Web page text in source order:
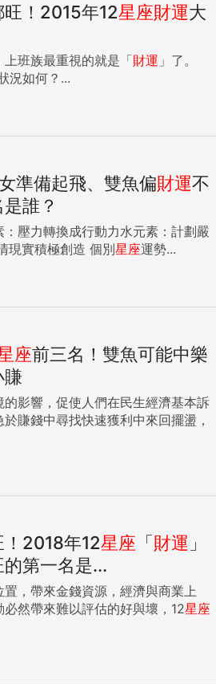
！2015年12星座財運大
班族最重視的就是「財運 」了。
況如何？...
準備起飛、雙魚偏財運不
誰？
：壓力轉換成行動力水元素：計劃嚴
謹量力而為 土元素：認清現實積極創造 個別星座運勢...
座前三名！雙魚可能中樂
賺
影響，促使人們在民生經濟基本訴
賺錢中尋找快速獲利中來回擺盪，
2018年12星座 「財運 」
的第一名是...
，帶來金錢資源，經濟與商業上
然帶來難以評估的好與壞，12星座